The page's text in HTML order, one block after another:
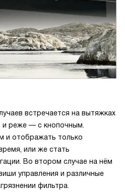
встречается на вытяжках
и реже — с кнопочным.
и отображать только
или же стать
Во втором случае на нём
управления и различные
фильтра.